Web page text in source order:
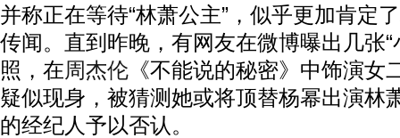
并称正在等待“林萧公主”，似乎更加肯定
传闻。直到昨晚，有网友在微博曝出几张“
照，在周杰伦 《不能说的秘密》中饰演女
疑似现身，被猜测她或将顶替杨幂出演林
的经纪人予以否认。